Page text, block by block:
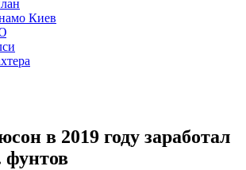
Киев
в 2019 году заработал
фунтов